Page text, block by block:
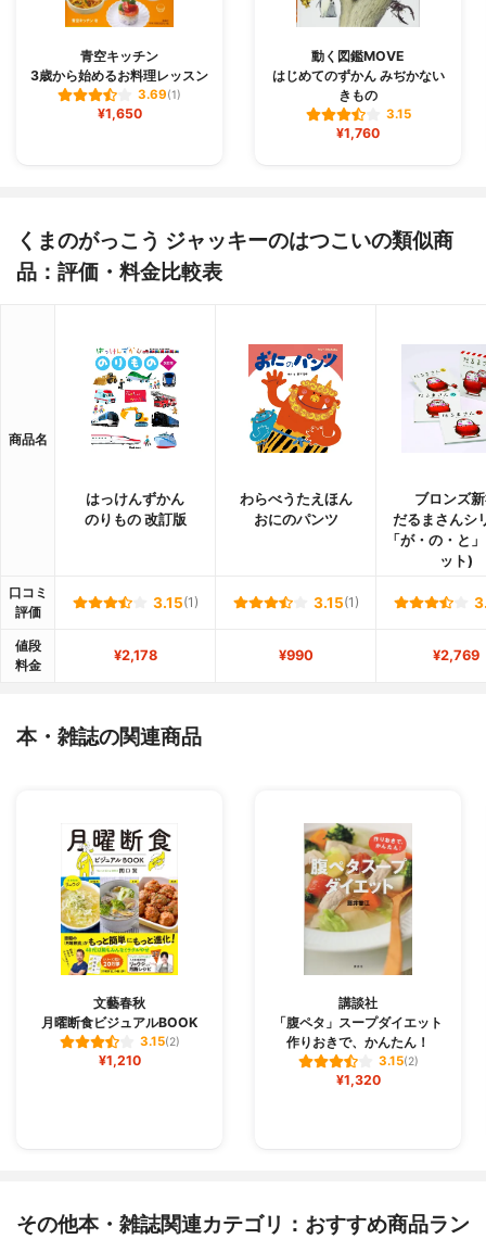
青空キッチン
3歳から始めるお料理レッスン
3.69(1)
¥1,650
動く図鑑MOVE
はじめてのずかん みぢかない
きもの
3.15
¥1,760
くまのがっこう ジャッキーのはつこいの類似商
品：評価・料金比較表
商品名
はっけんずかん
のりもの 改訂版
わらべうたえほん
おにのパンツ
ブロンズ
だるまさんシ
「が・の・と
ット)
口コミ
評価
3.15(1) 3.15(1)
値段
料金
¥2,178 ¥990 ¥2,769
本・雑誌の関連商品
文藝春秋
月曜断食ビジュアルBOOK
3.15(2)
¥1,210
講談社
「腹ペタ」スープダイエット
作りおきで、かんたん！
3.15(2)
¥1,320
その他本・雑誌関連カテゴリ：おすすめ商品ラン